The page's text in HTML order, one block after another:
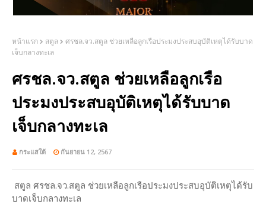
หน้าแรก สตูล
ศรชล.จว.สตูล ช่วยเหลือลูกเรือประมงประสบอุบัติเหตุได้รับบาด
เจ็บกลางทะเล
ศรชล.จว.สตูล ช่วยเหลือลูกเรือ
ประมงประสบอุบัติเหตุได้รับบาด
เจ็บกลางทะเล
กระแสใต้ กันยายน 12, 2567
สตูล ศรชล.จว.สตูล ช่วยเหลือลูกเรือประมงประสบอุบัติเหตุได้รับ
บาดเจ็บกลางทะเล